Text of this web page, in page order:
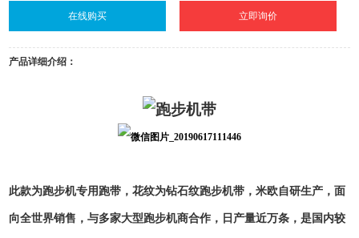
在线购买 立即询价
产品详细介绍：
此款为跑步机专用跑带，花纹为钻石纹跑步机带，米欧自研生产，面
向全世界销售，与多家大型跑步机商合作，日产量近万条，是国内较